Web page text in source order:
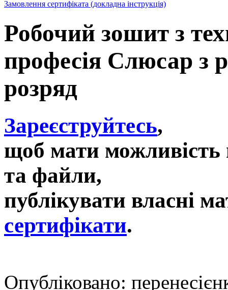
Замовлення сертифіката (докладна інструкція)
Робочий зошит з
професія Слюсар з
розряд
Зареєструйтесь,
щоб мати можливість
та файли,
публікувати власні
сертифікати.
Опубліковано: